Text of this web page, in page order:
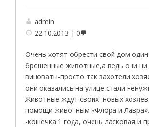
admin
22.10.2013
0
Очень хотят обрести свой дом
брошенные животные,а ведь они ни
виноваты-просто так захотели
они оказались на улице,стали
Животные ждут своих новых
помощи животным «Флора и
-кошечка 1 года, очень ласковая и